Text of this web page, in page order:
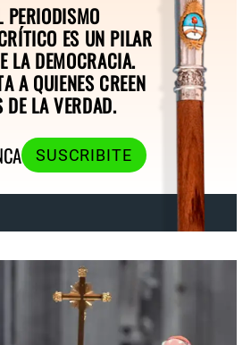
PERIODISMO
ES UN PILAR
LA DEMOCRACIA.
A QUIENES CREEN
DE LA VERDAD.
SUSCRIBITE